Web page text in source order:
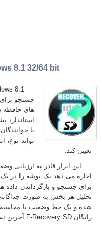
8.1 32/64 bit
جستجو برای
های حافظه
استاندارد
با
تواند نوع،
تعیین کند.
این ابزار قادر به ارزیابی
اجازه می دهد یک پوشه را در یک
برای جستجو و بازگرداندن داده ها
تحلیل هر بخش به صورت جداگانه
شده و یک خط وضعیت با محاسبه
رایگان F-Recovery SD آخرین نسخه Windows 8.1.